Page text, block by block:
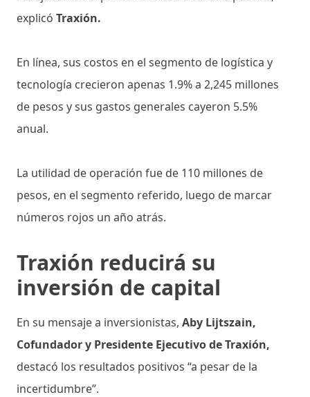
explicó Traxión.
En línea, sus costos en el segmento de logística y
tecnología crecieron apenas 1.9% a 2,245 millones
de pesos y sus gastos generales cayeron 5.5%
anual.
La utilidad de operación fue de 110 millones de
pesos, en el segmento referido, luego de marcar
números rojos un año atrás.
Traxión reducirá su
inversión de capital
En su mensaje a inversionistas, Aby Lijtszain,
Cofundador y Presidente Ejecutivo de Traxión,
destacó los resultados positivos “a pesar de la
incertidumbre”.